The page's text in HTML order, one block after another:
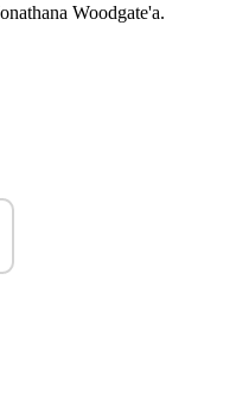
Woodgate'a.